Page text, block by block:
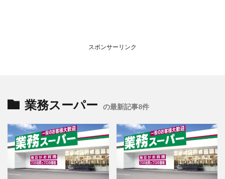
スポンサーリンク
業務スーパー の最新記事8件